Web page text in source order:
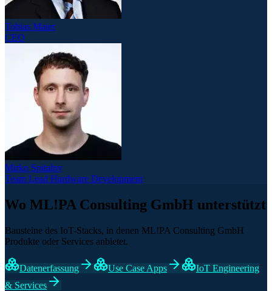
Tobias Maier
CEO
Mirko Spitalny
Team Lead Hardware Development
Wo ML!PA Consulting GmbH unterstützt
Bausteine des IoT-Stacks, in denen ML!PA Consulting GmbH
Produkte oder Services anbietet.
Datenerfassung Use Case Apps
IoT Engineering
& Services